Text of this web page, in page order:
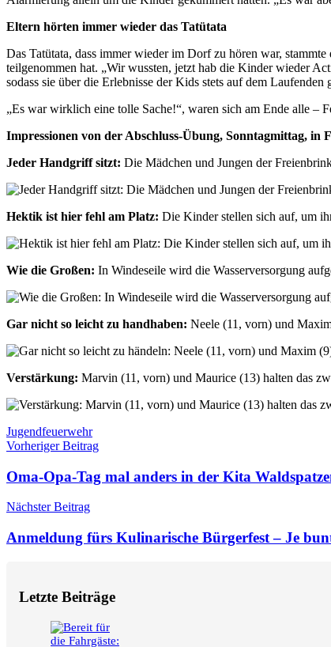
Eltern hörten immer wieder das Tatütata
Das Tatütata, dass immer wieder im Dorf zu hören war,
teilgenommen hat. „Wir wussten, jetzt hab die Kinder wieder
sodass sie über die Erlebnisse der Kids stets auf dem Laufenden
„Es war wirklich eine tolle Sache!“, waren sich am Ende alle –
Impressionen von der Abschluss-Übung, Sonntagmittag, in
Jeder Handgriff sitzt: Die Mädchen und Jungen der
Hektik ist hier fehl am Platz: Die Kinder stellen sich auf, um
Wie die Großen: In Windeseile wird die Wasserversorgung
Gar nicht so leicht zu handhaben: Neele (11, vorn) und
Verstärkung: Marvin (11, vorn) und Maurice (13) halten das
Schlagwörter
Jugendfeuerwehr
Beitragsnavigation
Vorheriger Beitrag
Oma-Opa-Tag mal anders in der Kita
Nächster Beitrag
Anmeldung fürs Kulinarische Bürgerfest – Je
Letzte Beiträge